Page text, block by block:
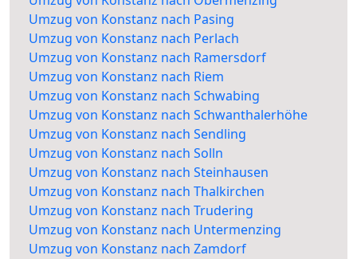
Umzug von Konstanz nach Pasing
Umzug von Konstanz nach Perlach
Umzug von Konstanz nach Ramersdorf
Umzug von Konstanz nach Riem
Umzug von Konstanz nach Schwabing
Umzug von Konstanz nach Schwanthalerhöhe
Umzug von Konstanz nach Sendling
Umzug von Konstanz nach Solln
Umzug von Konstanz nach Steinhausen
Umzug von Konstanz nach Thalkirchen
Umzug von Konstanz nach Trudering
Umzug von Konstanz nach Untermenzing
Umzug von Konstanz nach Zamdorf